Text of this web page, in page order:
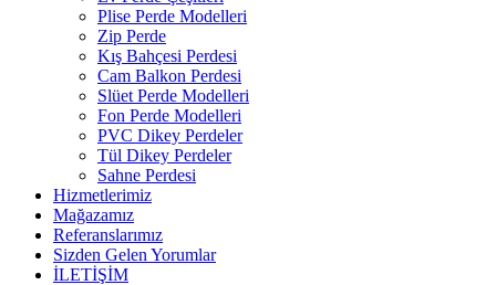
Plise Perde Modelleri
Zip Perde
Kış Bahçesi Perdesi
Cam Balkon Perdesi
Slüet Perde Modelleri
Fon Perde Modelleri
PVC Dikey Perdeler
Tül Dikey Perdeler
Sahne Perdesi
Hizmetlerimiz
Mağazamız
Referanslarımız
Sizden Gelen Yorumlar
İLETİŞİM